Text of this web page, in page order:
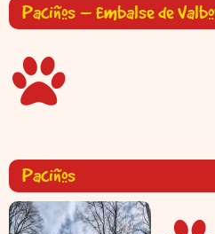
Paciños – Embalse de
Paciños